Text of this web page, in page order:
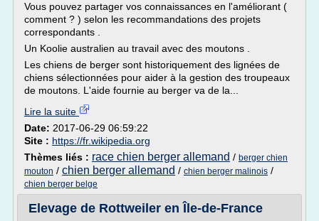
Vous pouvez partager vos connaissances en l'améliorant (
comment ? ) selon les recommandations des projets
correspondants .
Un Koolie australien au travail avec des moutons .
Les chiens de berger sont historiquement des lignées de
chiens sélectionnées pour aider à la gestion des troupeaux
de moutons. L'aide fournie au berger va de la...
Lire la suite
Date: 2017-06-29 06:59:22
Site : https://fr.wikipedia.org
Thèmes liés : race chien berger allemand / berger chien
mouton / chien berger allemand / chien berger malinois /
chien berger belge
Elevage de Rottweiler en Île-de-France